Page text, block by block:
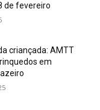
de fevereiro
criançada: AMTT
em